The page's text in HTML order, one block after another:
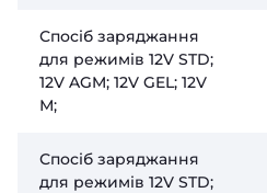
Спосіб заряджання
для режимів 12V STD;
12V AGM; 12V GEL; 12V
М;
Спосіб заряджання
для режимів 12V STD;